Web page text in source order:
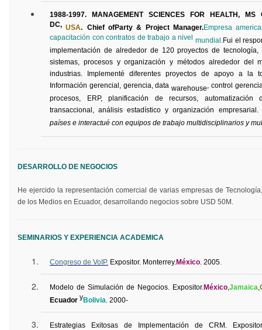
1988-1997. MANAGEMENT SCIENCES FOR HEALTH, MS
DC,USA. ChiefofParty& Project Manager.Empresa
capacitación con contratos de trabajo a nivelmundial. Fui el
implementación de alrededor de 120 proyectos de tecnología,
sistemas, procesos y organización y métodos alrededor del
industrias. Implementé diferentes proyectos de apoyo a la
Información gerencial, gerencia, data warehouse, control
procesos, ERP, planificación de recursos, automatización
transaccional, análisis estadístico y organización empresarial.
países e interactué con equipos de trabajo multidisciplinarios y
DESARROLLO DE NEGOCIOS
He ejercido la representación comercial de varias empresas de
de los Medios en Ecuador, desarrollando negocios sobre USD 50M.
SEMINARIOS Y EXPERIENCIA ACADEMICA
Congreso de VoIP. Expositor. Monterrey.México . 2005
Modelo de Simulación de Negocios. Expositor.México Jamaica
Ecuador yBolivia . 2000-
Estrategias Exitosas de Implementación de CRM.